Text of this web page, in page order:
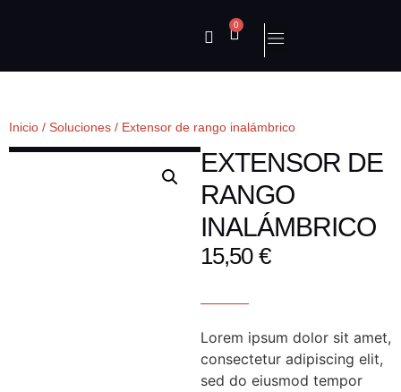
0
Inicio / Soluciones / Extensor de rango inalámbrico
EXTENSOR DE
RANGO
INALÁMBRICO
15,50 €
Lorem ipsum dolor sit amet,
consectetur adipiscing elit,
sed do eiusmod tempor